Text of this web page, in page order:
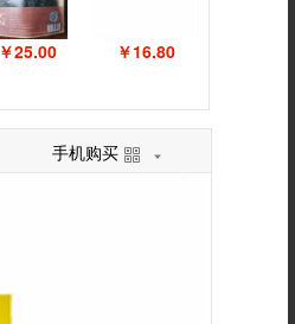
￥25.00 ￥16.80
手机购买